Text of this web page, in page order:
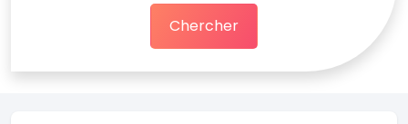
Chercher